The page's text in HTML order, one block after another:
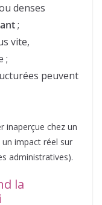
denses
;
vite,
;
peuvent
inaperçue chez un
impact réel sur
administratives).
la